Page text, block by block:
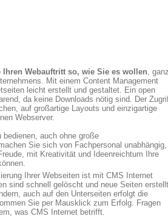
Ihren Webauftritt so, wie Sie es wollen,
Mit einem Content Management
leicht erstellt und gestaltet. Ein open
da keine Downloads nötig sind. Der
auf großartige Layouts und einzigartige
Webserver.
auch ohne große
Sie sich von Fachpersonal unabhängig,
mit Kreativität und Ideenreichtum Ihre
Ihrer Webseiten ist mit CMS Internet
sind schnell gelöscht und neue Seiten
auch auf den Unterseiten erfolgt die
Sie per Mausklick zum Erfolg. Fragen
was CMS Internet betrifft.